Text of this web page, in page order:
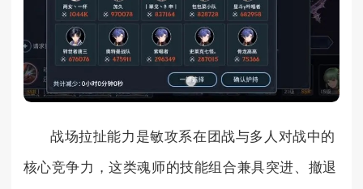
战场拉扯能力是敏攻系在团战与多人对战中的
核心竞争力，这类魂师的技能组合兼具突进、撤退